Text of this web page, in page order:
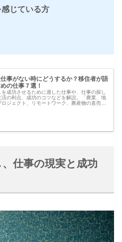
感じている方
事がない時にどうするか？移住者が語
の仕事７選！
を成功させるために適した仕事や、仕事の探し
活の利点、成功のコツなどを解説。「農業、地
ジェクト、リモートワーク、農産物の直売、
仕事の現実と成功